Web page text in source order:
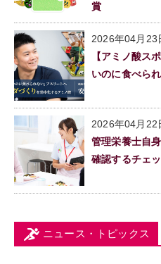
賞
2026年04月23
【アミノ酸ス
いのに食べら
2026年04月22
管理栄養士自
確認するチェ
ニュース・トピックス